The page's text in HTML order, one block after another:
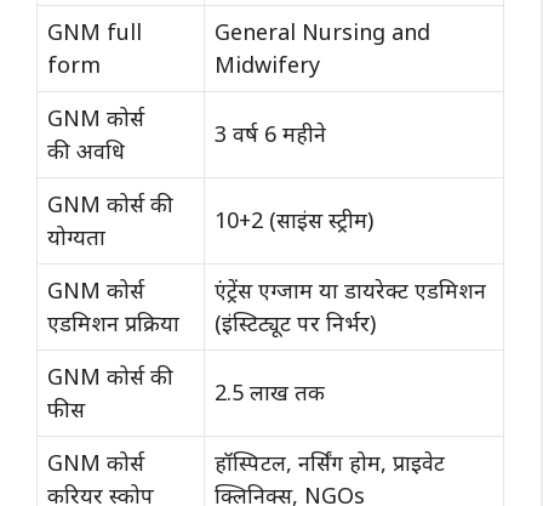
GNM full
form
General Nursing and
Midwifery
GNM कोर्स
की अवधि
3 वर्ष 6 महीने
GNM कोर्स की
योग्यता
10+2 (साइंस स्ट्रीम)
GNM कोर्स
एडमिशन प्रक्रिया
एंट्रेंस एग्जाम या डायरेक्ट एडमिशन
(इंस्टिट्यूट पर निर्भर)
GNM कोर्स की
फीस
2.5 लाख तक
GNM कोर्स
करियर स्कोप
हॉस्पिटल, नर्सिंग होम, प्राइवेट
क्लिनिक्स, NGOs